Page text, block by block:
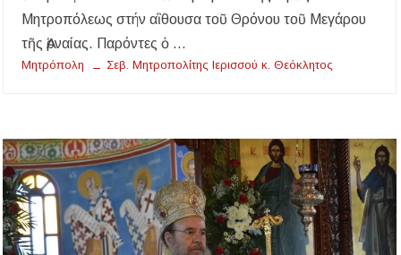
με την ορχήστρα «Το Λαϊκόν»
Έως 30.000 ευρώ επιδότηση για αγορά
ηλεκτρικού οχήματος – Ποιοι είναι οι
δικαιούχοι
Κυνήγι 2026-2027: Πότε ανοίγει η κυνηγετική
περίοδος και πόσο κοστίζει η άδεια θήρας
Μητροπόλεως στήν αἲθουσα τοῦ Θρόνου τοῦ Μεγάρου
τῆς Ἀρναίας. Παρόντες ὁ …
Μητρόπολη Σεβ. Μητροπολίτης Ιερισσού κ. Θεόκλητος